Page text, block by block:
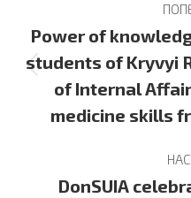
navigation
Power of
students of Kryvyi
of Internal
medicine skills
DonSUIA